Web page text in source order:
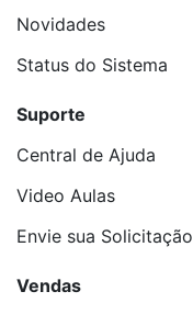
Novidades
Status do Sistema
Suporte
Central de Ajuda
Video Aulas
Envie sua Solicitação
Vendas